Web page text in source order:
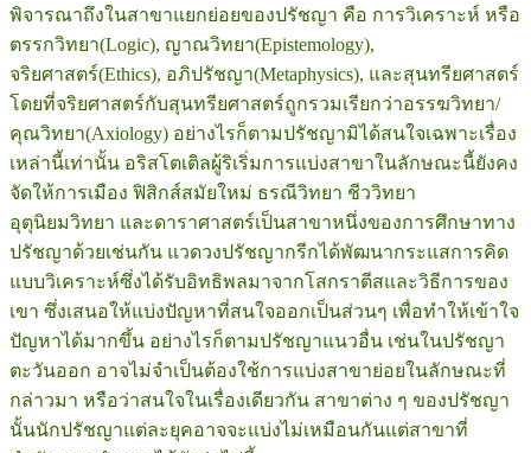
พิจารณาถึงในสาขาแยกย่อยของปรัชญา คือ การวิเคราะห์ หรือ
ตรรกวิทยา(Logic), ญาณวิทยา(Epistemology),
จริยศาสตร์(Ethics), อภิปรัชญา(Metaphysics), และสุนทรียศาสตร์
โดยที่จริยศาสตร์กับสุนทรียศาสตร์ถูกรวมเรียกว่าอรรฆวิทยา/
คุณวิทยา(Axiology) อย่างไรก็ตามปรัชญามิได้สนใจเฉพาะเรื่อง
เหล่านี้เท่านั้น อริสโตเติลผู้ริเริ่มการแบ่งสาขาในลักษณะนี้ยังคง
จัดให้การเมือง ฟิสิกส์สมัยใหม่ ธรณีวิทยา ชีววิทยา
อุตุนิยมวิทยา และดาราศาสตร์เป็นสาขาหนึ่งของการศึกษาทาง
ปรัชญาด้วยเช่นกัน แวดวงปรัชญากรีกได้พัฒนากระแสการคิด
แบบวิเคราะห์ซึ่งได้รับอิทธิพลมาจากโสกราตีสและวิธีการของ
เขา ซึ่งเสนอให้แบ่งปัญหาที่สนใจออกเป็นส่วนๆ เพื่อทำให้เข้าใจ
ปัญหาได้มากขึ้น อย่างไรก็ตามปรัชญาแนวอื่น เช่นในปรัชญา
ตะวันออก อาจไม่จำเป็นต้องใช้การแบ่งสาขาย่อยในลักษณะที่
กล่าวมา หรือว่าสนใจในเรื่องเดียวกัน สาขาต่าง ๆ ของปรัชญา
นั้นนักปรัชญาแต่ละยุคอาจจะแบ่งไม่เหมือนกันแต่สาขาที่